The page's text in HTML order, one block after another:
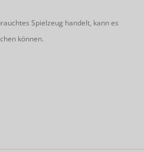
Spielzeug handelt, kann es
können.